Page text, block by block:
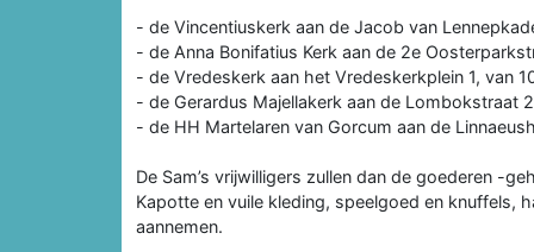
- de Vincentiuskerk aan de Jacob van
- de Anna Bonifatius Kerk aan de 2e
- de Vredeskerk aan het Vredeskerkplein 1, van
- de Gerardus Majellakerk aan de Lombokstraat
- de HH Martelaren van Gorcum aan de
De Sam’s vrijwilligers zullen dan de goederen -
Kapotte en vuile kleding, speelgoed en knuffels,
aannemen.